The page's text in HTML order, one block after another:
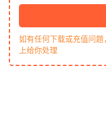
如有任何下载或充值问
上给你处理